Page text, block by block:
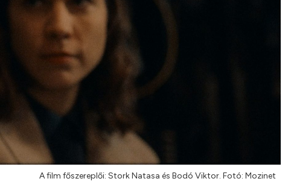
A film főszereplői: Stork Natasa és Bodó Viktor. Fotó: Mozinet